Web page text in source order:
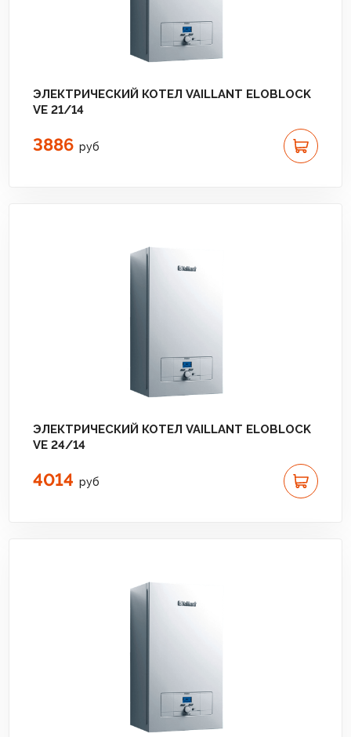
ЭЛЕКТРИЧЕСКИЙ КОТЕЛ VAILLANT ELOBLOCK
VE 21/14
3886 руб
ЭЛЕКТРИЧЕСКИЙ КОТЕЛ VAILLANT ELOBLOCK
VE 24/14
4014 руб